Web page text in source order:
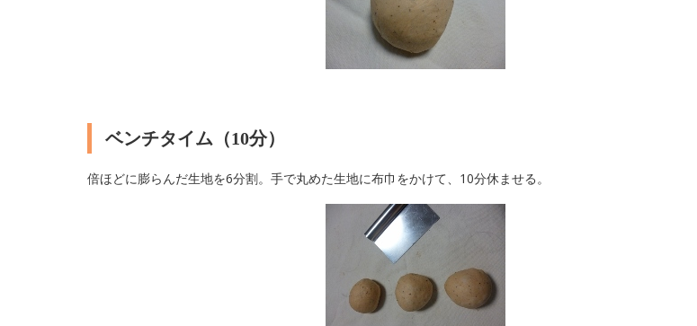
ベンチタイム（10分）
倍ほどに膨らんだ生地を6分割。手で丸めた生地に布巾をかけて、10分休ませる。